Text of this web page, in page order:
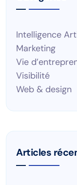
Intelligence
Marketing
Vie
Visibilité
Web & design
Articles